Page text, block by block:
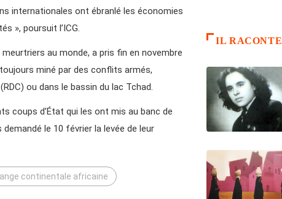
internationales ont ébranlé les économies
», poursuit l’ICG.
au monde, a pris fin en novembre
miné par des conflits armés,
ou dans le bassin du lac Tchad.
coups d’État qui les ont mis au banc de
le 10 février la levée de leur
continentale africaine
IL RACONTE